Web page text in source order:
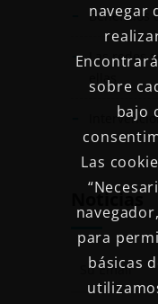
Beneficios
Las redes
ellas
Noticias
navegar
sobre
bajo
Las
para
básicas